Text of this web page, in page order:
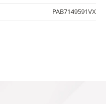
PAB7149591VX